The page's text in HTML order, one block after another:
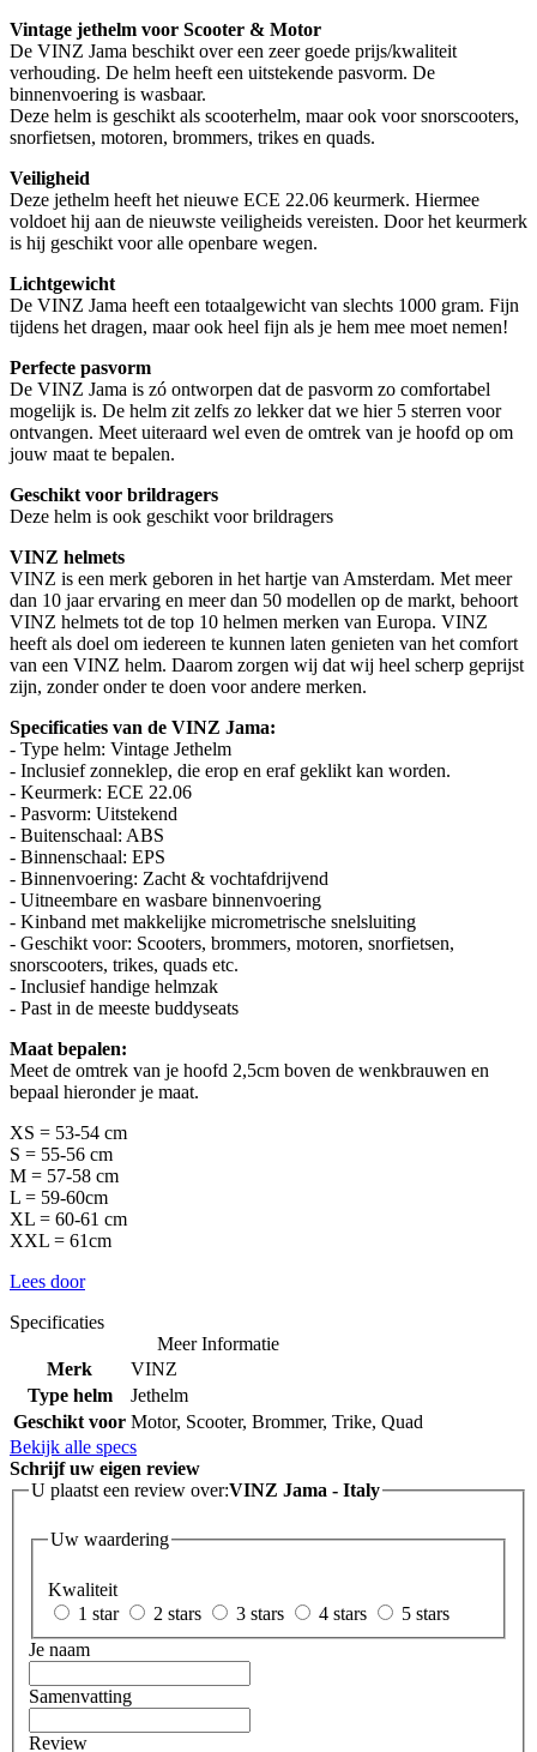
Vintage jethelm voor Scooter & Motor
De VINZ Jama beschikt over een zeer goede prijs/kwaliteit
verhouding. De helm heeft een uitstekende pasvorm. De
binnenvoering is wasbaar.
Deze helm is geschikt als scooterhelm, maar ook voor snorscooters,
snorfietsen, motoren, brommers, trikes en quads.
Veiligheid
Deze jethelm heeft het nieuwe ECE 22.06 keurmerk. Hiermee
voldoet hij aan de nieuwste veiligheids vereisten. Door het keurmerk
is hij geschikt voor alle openbare wegen.
Lichtgewicht
De VINZ Jama heeft een totaalgewicht van slechts 1000 gram. Fijn
tijdens het dragen, maar ook heel fijn als je hem mee moet nemen!
Perfecte pasvorm
De VINZ Jama is zó ontworpen dat de pasvorm zo comfortabel
mogelijk is. De helm zit zelfs zo lekker dat we hier 5 sterren voor
ontvangen. Meet uiteraard wel even de omtrek van je hoofd op om
jouw maat te bepalen.
Geschikt voor brildragers
Deze helm is ook geschikt voor brildragers
VINZ helmets
VINZ is een merk geboren in het hartje van Amsterdam. Met meer
dan 10 jaar ervaring en meer dan 50 modellen op de markt, behoort
VINZ helmets tot de top 10 helmen merken van Europa. VINZ
heeft als doel om iedereen te kunnen laten genieten van het comfort
van een VINZ helm. Daarom zorgen wij dat wij heel scherp geprijst
zijn, zonder onder te doen voor andere merken.
Specificaties van de VINZ Jama:
- Type helm: Vintage Jethelm
- Inclusief zonneklep, die erop en eraf geklikt kan worden.
- Keurmerk: ECE 22.06
- Pasvorm: Uitstekend
- Buitenschaal: ABS
- Binnenschaal: EPS
- Binnenvoering: Zacht & vochtafdrijvend
- Uitneembare en wasbare binnenvoering
- Kinband met makkelijke micrometrische snelsluiting
- Geschikt voor: Scooters, brommers, motoren, snorfietsen,
snorscooters, trikes, quads etc.
- Inclusief handige helmzak
- Past in de meeste buddyseats
Maat bepalen:
Meet de omtrek van je hoofd 2,5cm boven de wenkbrauwen en
bepaal hieronder je maat.
XS = 53-54 cm
S = 55-56 cm
M = 57-58 cm
L = 59-60cm
XL = 60-61 cm
XXL = 61cm
Lees door
Specificaties
Meer Informatie
Merk
VINZ
Type helm
Jethelm
Geschikt voor Motor, Scooter, Brommer, Trike, Quad
Bekijk alle specs
Schrijf uw eigen review
U plaatst een review over:VINZ Jama - Italy
Uw waardering
Kwaliteit
1 star
2 stars 3 stars 4 stars
5 stars
Je naam
Samenvatting
Review